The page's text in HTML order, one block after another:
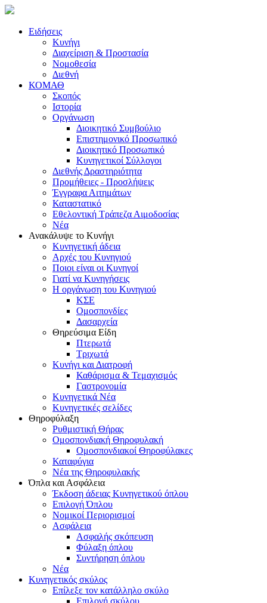
Ειδήσεις
Κυνήγι
Διαχείριση & Προστασία
Νομοθεσία
Διεθνή
ΚΟΜΑΘ
Σκοπός
Ιστορία
Οργάνωση
Διοικητικό Συμβούλιο
Επιστημονικό Προσωπικό
Διοικητικό Προσωπικό
Κυνηγετικοί Σύλλογοι
Διεθνής Δραστηριότητα
Προμήθειες - Προσλήψεις
Έγγραφα Αιτημάτων
Καταστατικό
Εθελοντική Τράπεζα Αιμοδοσίας
Νέα
Ανακάλυψε το Κυνήγι
Κυνηγετική άδεια
Αρχές του Κυνηγιού
Ποιοι είναι οι Κυνηγοί
Γιατί να Κυνηγήσεις
Η οργάνωση του Κυνηγιού
ΚΣΕ
Ομοσπονδίες
Δασαρχεία
Θηρεύσιμα Είδη
Πτερωτά
Τριχωτά
Κυνήγι και Διατροφή
Καθάρισμα & Τεμαχισμός
Γαστρονομία
Κυνηγετικά Νέα
Κυνηγετικές σελίδες
Θηροφύλαξη
Ρυθμιστική Θήρας
Ομοσπονδιακή Θηροφυλακή
Oμοσπονδιακοί Θηροφύλακες
Καταφύγια
Νέα της Θηροφυλακής
Όπλα και Ασφάλεια
Έκδοση άδειας Κυνηγετικού όπλου
Επιλογή Όπλου
Νομικοί Περιορισμοί
Ασφάλεια
Ασφαλής σκόπευση
Φύλαξη όπλου
Συντήρηση όπλου
Νέα
Κυνηγετικός σκύλος
Επίλεξε τον κατάλληλο σκύλο
Επιλογή σκύλου